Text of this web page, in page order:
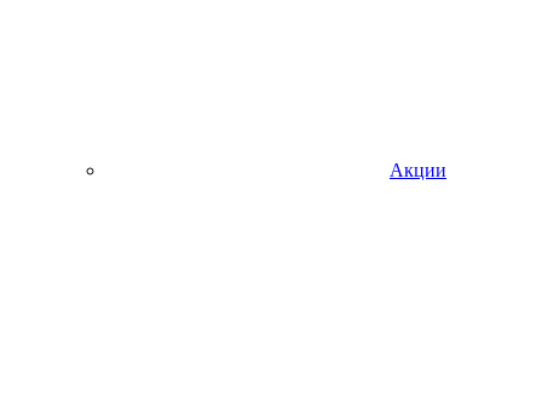
Акции